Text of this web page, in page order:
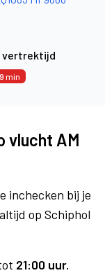
vertrektijd
min
vlucht AM
inchecken bij je
op Schiphol
21:00 uur.